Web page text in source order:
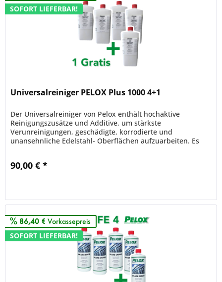
SOFORT LIEFERBAR!
Universalreiniger PELOX Plus 1000 4+1
Der Universalreiniger von Pelox enthält hochaktive
Reinigungszusätze und Additive, um stärkste
Verunreinigungen, geschädigte, korrodierte und
unansehnliche Edelstahl- Oberflächen aufzuarbeiten. Es
90,00 € *
86,40 € Vorkassepreis
SOFORT LIEFERBAR!